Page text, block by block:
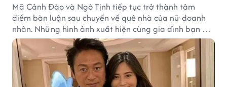
Mã Cảnh Đào và Ngô Tịnh tiếp tục trở thành tâm
điểm bàn luận sau chuyến về quê nhà của nữ doanh
nhân. Những hình ảnh xuất hiện cùng gia đình bạn gái
Mã Cảnh Đào đang thu hút sự quan tâm trên mạng
xã hội.